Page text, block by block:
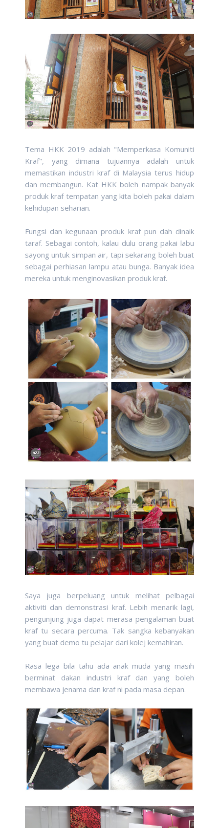
Tema HKK 2019 adalah "Memperkasa Komuniti
Kraf", yang dimana tujuannya adalah untuk
memastikan industri kraf di Malaysia terus hidup
dan membangun. Kat HKK boleh nampak banyak
produk kraf tempatan yang kita boleh pakai dalam
kehidupan seharian.
Fungsi dan kegunaan produk kraf pun dah dinaik
taraf. Sebagai contoh, kalau dulu orang pakai labu
sayong untuk simpan air, tapi sekarang boleh buat
sebagai perhiasan lampu atau bunga. Banyak idea
mereka untuk menginovasikan produk kraf.
Saya juga berpeluang untuk melihat pelbagai
aktiviti dan demonstrasi kraf. Lebih menarik lagi,
pengunjung juga dapat merasa pengalaman buat
kraf tu secara percuma. Tak sangka kebanyakan
yang buat demo tu pelajar dari kolej kemahiran.
Rasa lega bila tahu ada anak muda yang masih
berminat dakan industri kraf dan yang boleh
membawa jenama dan kraf ni pada masa depan.